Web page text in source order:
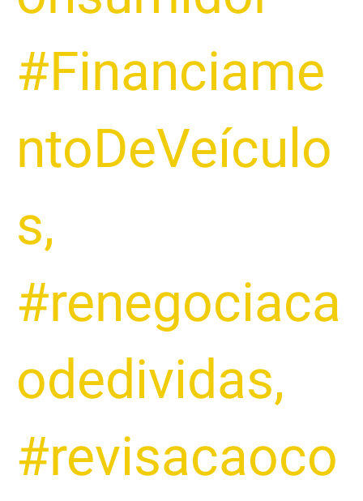
#Financiame
ntoDeVeículo
s,
#renegociaca
odedividas,
#revisacaoco